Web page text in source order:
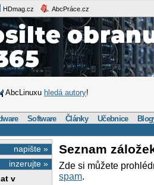
HDmag.cz AbcPráce.cz
AbcLinuxu hledá autory!
Software Články Učebnice
napište »
inzerujte »
v
Seznam
Zde si můžete
spam.